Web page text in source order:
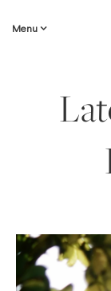
Menu